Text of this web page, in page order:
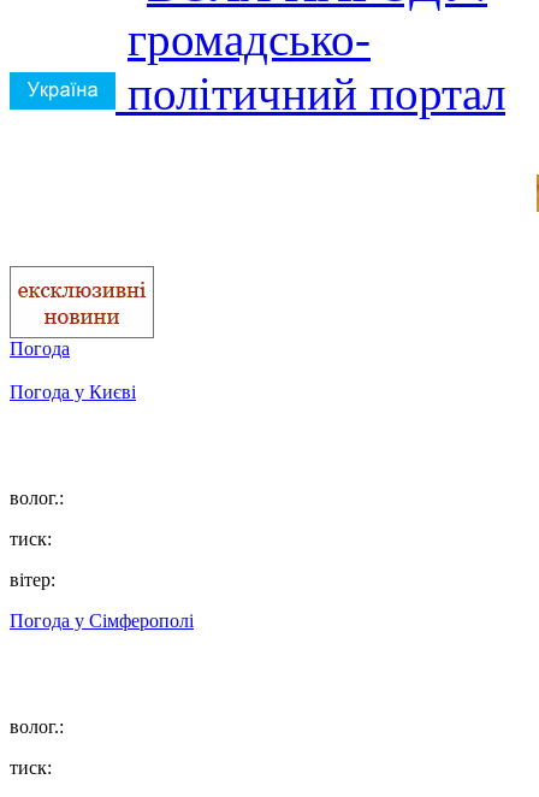
Погода
Погода у Києві
волог.:
тиск:
вітер:
Погода у Сімферополі
волог.:
тиск: